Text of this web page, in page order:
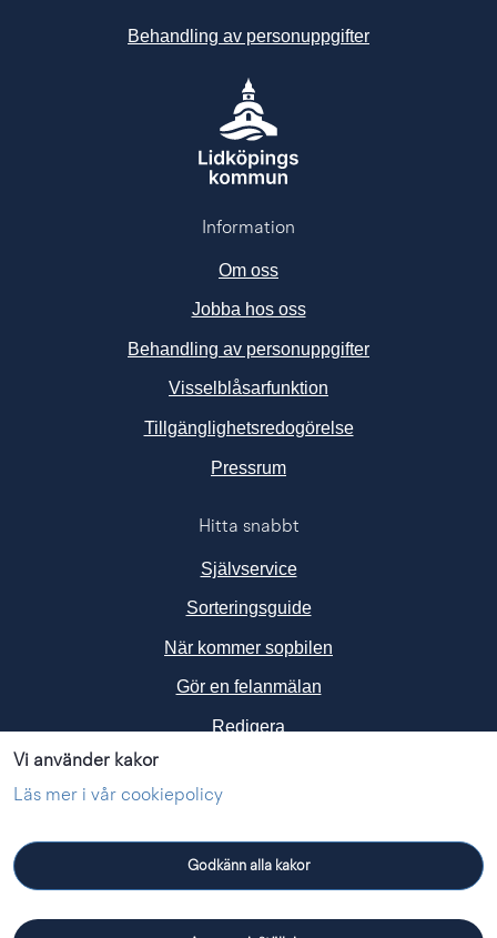
Vi använder kakor
Läs mer i vår cookiepolicy
Godkänn alla kakor
Behandling av personuppgifter
Information
Om oss
Jobba hos oss
Behandling av personuppgifter
Visselblåsarfunktion
Tillgänglighetsredogörelse
PressrumLänk till annan webbplats,
Hitta snabbt
Självservice
Sorteringsguide
När kommer sopbilen
Gör en felanmälan
Redigera
Följ oss i sociala medier
Linkedin